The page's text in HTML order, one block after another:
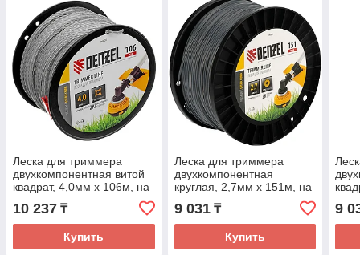
Леска для триммера
двухкомпонентная витой
квадрат, 4,0мм х 106м, на
DIN катушке EXTRA
CORD// Denzel
10 237 ₸
Купить
Леска для триммера
двухкомпонентная
круглая, 2,7мм х 151м, на
DIN катушке EXTRA
CORD// Denzel
9 031₸
Купить
9